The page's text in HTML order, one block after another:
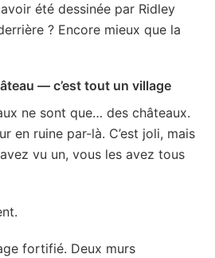
été dessinée par Ridley
? Encore mieux que la
— c’est tout un village
ne sont que… des châteaux.
en ruine par-là. C’est joli, mais
vu un, vous les avez tous
fortifié. Deux murs